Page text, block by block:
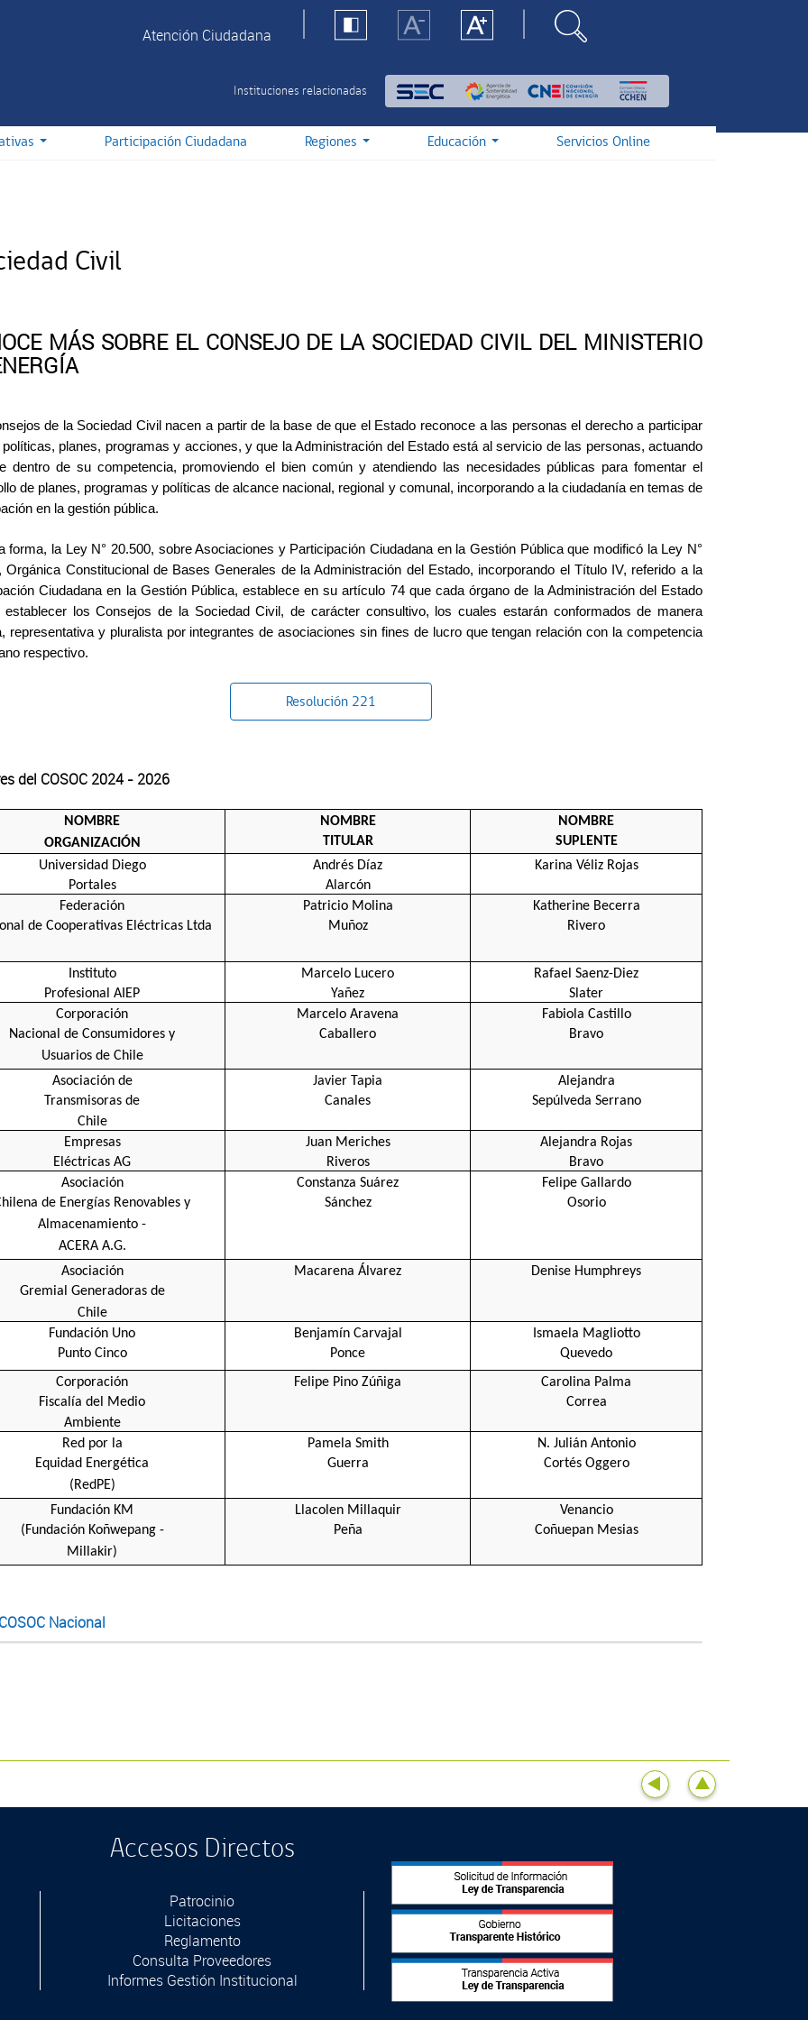
Atención Ciudadana
Instituciones relacionadas
Participación Ciudadana Regiones Educación Servicios Online
Civil
MÁS SOBRE EL CONSEJO DE LA SOCIEDAD CIVIL DEL MINISTERIO
de la Sociedad Civil nacen a partir de la base de que el Estado reconoce a las personas el derecho a participar
planes, programas y acciones, y que la Administración del Estado está al servicio de las personas, actuando
dentro de su competencia, promoviendo el bien común y atendiendo las necesidades públicas para fomentar el
de planes, programas y políticas de alcance nacional, regional y comunal, incorporando a la ciudadanía en temas de
en la gestión pública.
forma, la Ley N° 20.500, sobre Asociaciones y Participación Ciudadana en la Gestión Pública que modificó la Ley N°
Orgánica Constitucional de Bases Generales de la Administración del Estado, incorporando el Título IV, referido a la
Ciudadana en la Gestión Pública, establece en su artículo 74 que cada órgano de la Administración del Estado
establecer los Consejos de la Sociedad Civil, de carácter consultivo, los cuales estarán conformados de manera
representativa y pluralista por integrantes de asociaciones sin fines de lucro que tengan relación con la competencia
respectivo.
Resolución 221
del COSOC 2024 - 2026
NOMBRE
ORGANIZACIÓN
NOMBRE
TITULAR
NOMBRE
SUPLENTE
Universidad Diego
Portales
Andrés Díaz
Alarcón
Karina Véliz Rojas
Federación
de Cooperativas Eléctricas Ltda
Patricio Molina
Muñoz
Katherine Becerra
Rivero
Instituto
Profesional AIEP
Marcelo Lucero
Yañez
Rafael Saenz-Diez
Slater
Corporación
Nacional de Consumidores y
Usuarios de Chile
Marcelo Aravena
Caballero
Fabiola Castillo
Bravo
Asociación de
Transmisoras de
Chile
Javier Tapia
Canales
Alejandra
Sepúlveda Serrano
Empresas
Eléctricas AG
Juan Meriches
Riveros
Alejandra Rojas
Bravo
Asociación
de Energías Renovables y
Almacenamiento -
ACERA A.G.
Constanza Suárez
Sánchez
Felipe Gallardo
Osorio
Asociación
Gremial Generadoras de
Chile
Macarena Álvarez Denise Humphreys
Fundación Uno
Punto Cinco
Benjamín Carvajal
Ponce
Ismaela Magliotto
Quevedo
Corporación
Fiscalía del Medio
Ambiente
Felipe Pino Zúñiga
Carolina Palma
Correa
Red por la
Equidad Energética
(RedPE)
Pamela Smith
Guerra
N. Julián Antonio
Cortés Oggero
Fundación KM
(Fundación Koñwepang -
Millakir)
Llacolen Millaquir
Peña
Venancio
Coñuepan Mesias
Nacional
Accesos Directos
Patrocinio
Licitaciones
Reglamento
Consulta Proveedores
Informes Gestión Institucional